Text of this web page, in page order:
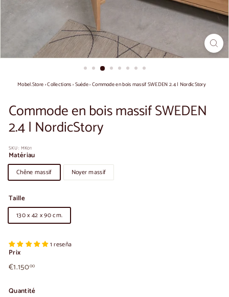
Mobel.Store›Collections›Suède›Commode en bois massif SWEDEN 2.4 | NordicStory
Commode en bois massif SWEDEN
2.4 | NordicStory
SKU : MK01
Matériau
Chêne massif Noyer massif
Taille
130 x 42 x 90 cm.
1 reseña
Prix
Prix
habituel
€1.15000€1.150,00
Quantité